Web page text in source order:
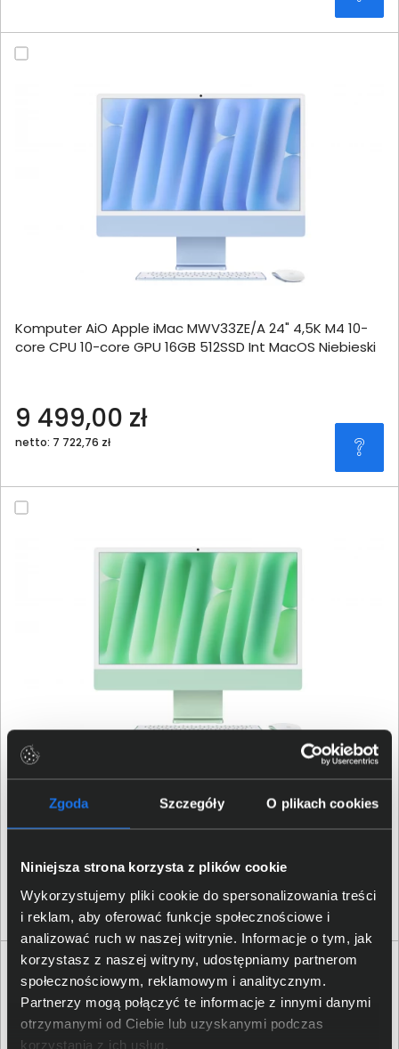
Zgoda Szczegóły O plikach cookies
Niniejsza strona korzysta z plików cookie
Wykorzystujemy pliki cookie do spersonalizowania treści
i reklam, aby oferować funkcje społecznościowe i
analizować ruch w naszej witrynie. Informacje o tym, jak
korzystasz z naszej witryny, udostępniamy partnerom
społecznościowym, reklamowym i analitycznym.
Partnerzy mogą połączyć te informacje z innymi danymi
otrzymanymi od Ciebie lub uzyskanymi podczas
korzystania z ich usług.
Komputer AiO Apple iMac MWV33ZE/A 24" 4,5K M4 10-
core CPU 10-core GPU 16GB 512SSD Int MacOS Niebieski
9 499,00 zł
netto: 7 722,76 zł
Komputer AiO Apple iMac MD2Q4ZE/A 24" 4,5K M4 10-
core CPU 10-core GPU 24GB 512SSD Int MacOS Zielony
10 499,00 zł
netto: 8 535,77 zł